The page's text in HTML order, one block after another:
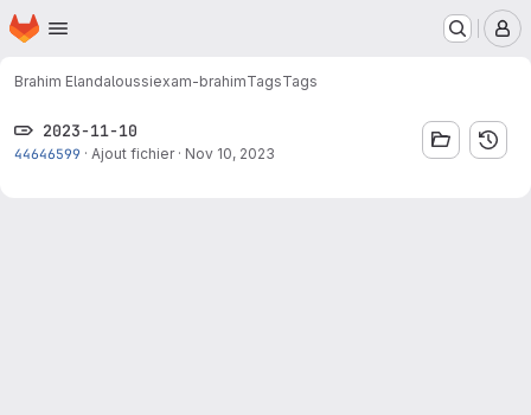
Skip to main content
Homepage
Brahim Elandaloussiexam-brahimTagsTags
2023-11-10
44646599 · Ajout fichier · Nov 10, 2023